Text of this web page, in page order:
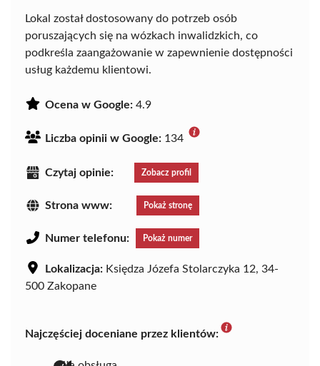
Lokal został dostosowany do potrzeb osób
poruszających się na wózkach inwalidzkich, co
podkreśla zaangażowanie w zapewnienie dostępności
usług każdemu klientowi.
Ocena w Google: 4.9
Liczba opinii w Google: 134
Czytaj opinie: Zobacz profil
Strona www: Pokaż stronę
Numer telefonu: Pokaż numer
Lokalizacja: Księdza Józefa Stolarczyka 12, 34-
500 Zakopane
Najczęściej doceniane przez klientów: